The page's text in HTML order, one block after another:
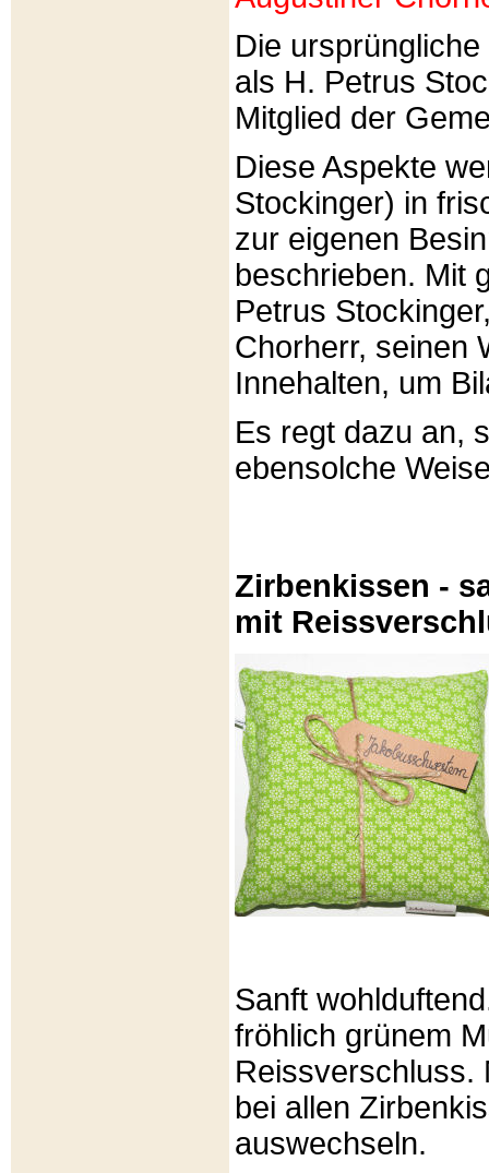
Die
als H. Petrus
Mitglied der
Diese Aspekte
Stockinger) in
zur eigenen
beschrieben. Mit
Petrus
Chorherr, seinen
Innehalten, um
Es regt dazu an,
ebensolche
Zirbenkissen -
mit
Sanft
fröhlich grünem
Reissverschluss.
bei allen
auswechseln.